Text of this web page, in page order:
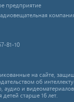
предприятие
81-10
на сайте,
об
аудио и
старше 16 лет.